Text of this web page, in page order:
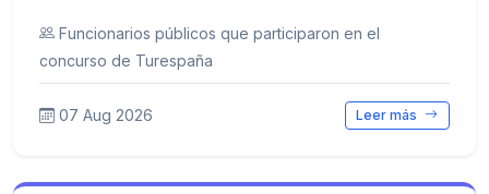
Funcionarios públicos que participaron en el
concurso de Turespaña
07 Aug 2026 Leer más